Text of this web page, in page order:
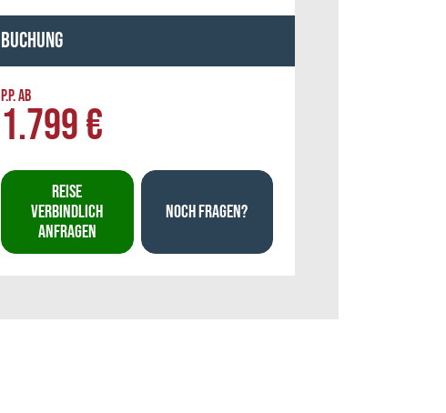
Buchung
P.P. AB
1.799 €
REISE
VERBINDLICH
ANFRAGEN
NOCH FRAGEN?